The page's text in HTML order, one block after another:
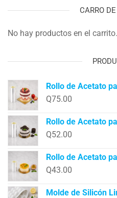
CARRO
No hay productos en el carrito.
Rollo de Acetato
Q75.00
Rollo de Acetato
Q52.00
Rollo de Acetato
Q43.00
Molde de Silicón